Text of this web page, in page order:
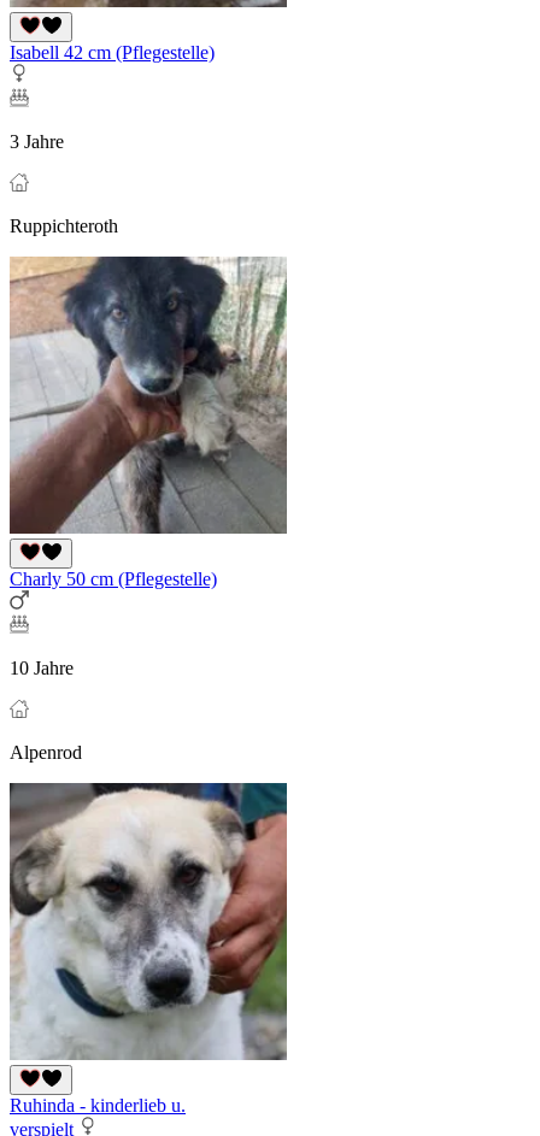
Isabell 42 cm (Pflegestelle)
3 Jahre
Ruppichteroth
Charly 50 cm (Pflegestelle)
10 Jahre
Alpenrod
Ruhinda - kinderlieb u.
verspielt